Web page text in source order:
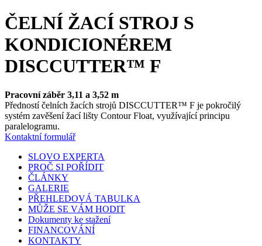
ČELNÍ ŽACÍ STROJ S
KONDICIONÉREM
DISCCUTTER™ F
Pracovní záběr 3,11 a 3,52 m
Předností čelních žacích strojů DISCCUTTER™ F je pokročilý
systém zavěšení žací lišty Contour Float, využívající principu
paralelogramu.
Kontaktní formulář
SLOVO EXPERTA
PROČ SI POŘÍDIT
ČLÁNKY
GALERIE
PŘEHLEDOVÁ TABULKA
MŮŽE SE VÁM HODIT
Dokumenty ke stažení
FINANCOVÁNÍ
KONTAKTY